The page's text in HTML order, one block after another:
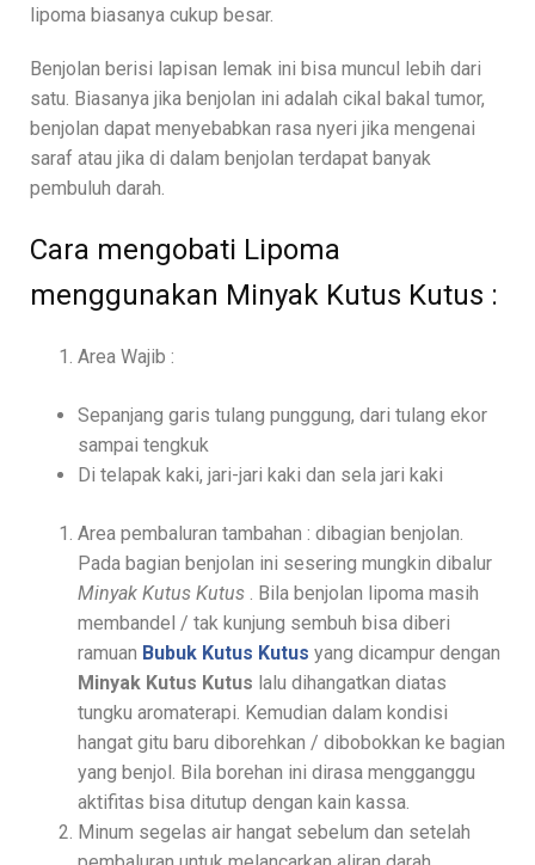
lipoma biasanya cukup besar.
Benjolan berisi lapisan lemak ini bisa muncul lebih dari
satu. Biasanya jika benjolan ini adalah cikal bakal tumor,
benjolan dapat menyebabkan rasa nyeri jika mengenai
saraf atau jika di dalam benjolan terdapat banyak
pembuluh darah.
Cara mengobati Lipoma
menggunakan Minyak Kutus Kutus :
Area Wajib :
Sepanjang garis tulang punggung, dari tulang ekor
sampai tengkuk
Di telapak kaki, jari-jari kaki dan sela jari kaki
Area pembaluran tambahan : dibagian benjolan.
Pada bagian benjolan ini sesering mungkin dibalur
Minyak Kutus Kutus . Bila benjolan lipoma masih
membandel / tak kunjung sembuh bisa diberi
ramuan Bubuk Kutus Kutus yang dicampur dengan
Minyak Kutus Kutus lalu dihangatkan diatas
tungku aromaterapi. Kemudian dalam kondisi
hangat gitu baru diborehkan / dibobokkan ke bagian
yang benjol. Bila borehan ini dirasa mengganggu
aktifitas bisa ditutup dengan kain kassa.
Minum segelas air hangat sebelum dan setelah